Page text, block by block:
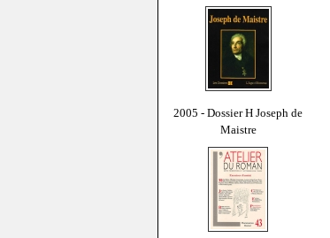
2005 - Dossier H Joseph de
Maistre